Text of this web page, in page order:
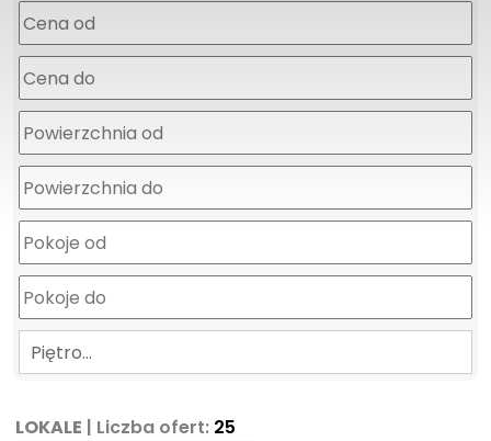
Piętro…
LOKALE | Liczba ofert: 25